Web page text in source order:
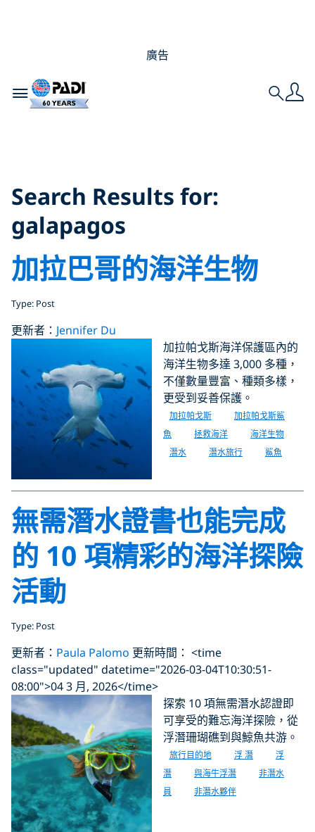
廣告
Toggle navigation Search
Search Results for:
galapagos
加拉巴哥的海洋生物
Type: Post
更新者： Jennifer Du
加拉帕戈斯海洋保護區內的
海洋生物多達 3,000 多種，
不僅數量豐富、種類多樣，
更受到妥善保護。
加拉帕戈斯
加拉帕戈斯鯊
魚
拯救海洋
海洋生物
潛水
潛水旅行 鯊魚
無需潛水證書也能完成
的 10 項精彩的海洋探險
活動
Type: Post
更新者： Paula Palomo 更新時間： <time
class="updated" datetime="2026-03-04T10:30:51-
08:00">04 3 月, 2026</time>
探索 10 項無需潛水認證即
可享受的難忘海洋探險，從
浮潛珊瑚礁到與鯨魚共游。
旅行目的地 浮 潛
浮
潛
與海牛浮潛
非潛水
員
非潛水夥伴